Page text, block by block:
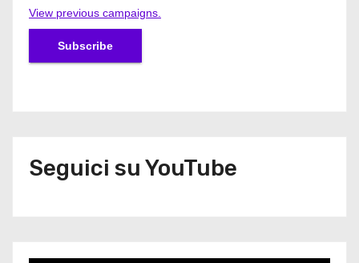
View previous campaigns.
Seguici su YouTube